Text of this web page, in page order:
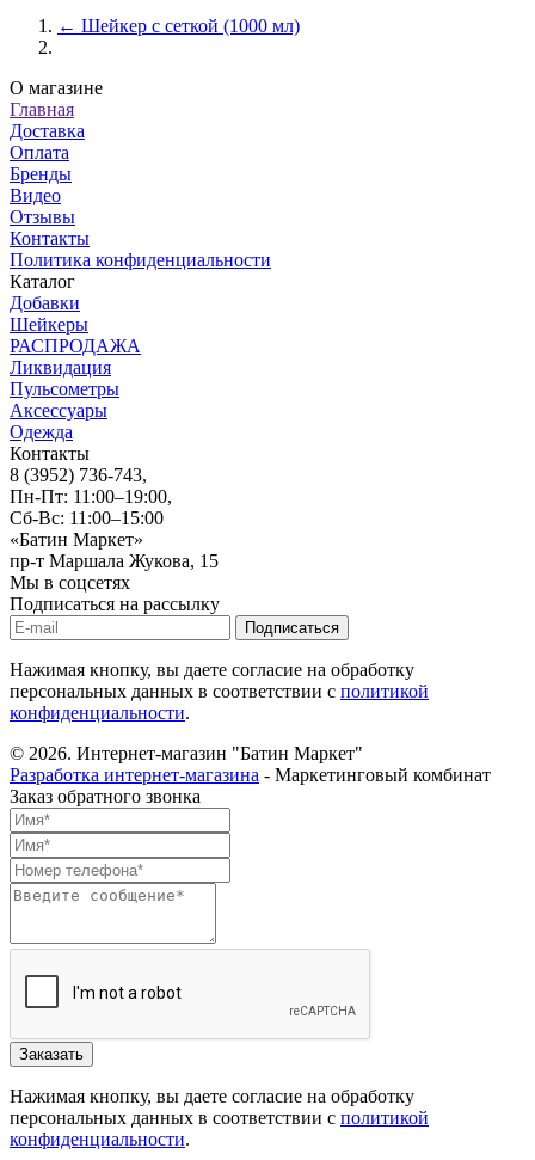
← Шейкер с сеткой (1000 мл)
О магазине
Главная
Доставка
Оплата
Бренды
Видео
Отзывы
Контакты
Политика конфиденциальности
Каталог
Добавки
Шейкеры
РАСПРОДАЖА
Ликвидация
Пульсометры
Аксессуары
Одежда
Контакты
8 (3952) 736-743,
Пн-Пт: 11:00–19:00,
Сб-Вс: 11:00–15:00
«Батин Маркет»
пр-т Маршала Жукова, 15
Мы в соцсетях
Подписаться на рассылку
Нажимая кнопку, вы даете согласие на обработку
персональных данных в соответствии с политикой
конфиденциальности.
© 2026. Интернет-магазин "Батин Маркет"
Разработка интернет-магазина - Маркетинговый комбинат
Заказ обратного звонка
Нажимая кнопку, вы даете согласие на обработку
персональных данных в соответствии с политикой
конфиденциальности.